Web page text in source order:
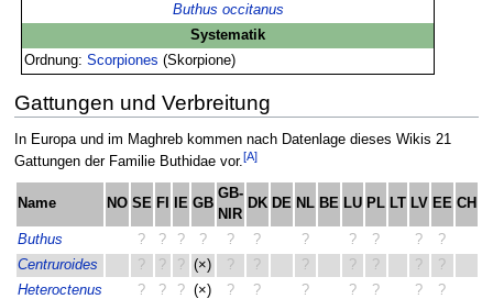
Buthus occitanus
Systematik
Ordnung:Scorpiones (Skorpione)
Gattungen und Verbreitung
In Europa und im Maghreb kommen nach Datenlage dieses Wikis 21
Gattungen der Familie Buthidae vor.[A]
Name NO SE FI IE GB
GB-
NIR
DK DE NL BE LU PL LT LV EE CH
Buthus ? ? ? ? ? ? ? ? ? ? ?
Centruroides
? ? ? (×) ? ? ? ? ? ? ?
Heteroctenus
? ? ? (×) ? ? ? ? ? ? ?